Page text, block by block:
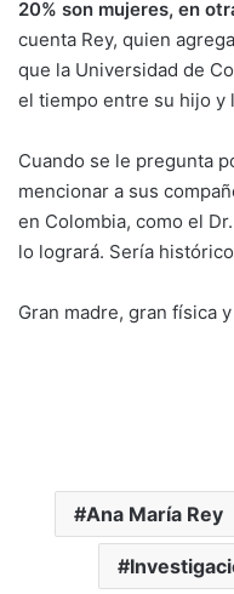
20% son mujeres, en
cuenta Rey, quien
que la Universidad de
el tiempo entre su hijo y
Cuando se le pregunta
mencionar a sus
en Colombia, como el
lo logrará. Sería
Gran madre, gran física
Ana María Rey